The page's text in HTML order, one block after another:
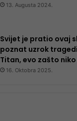
13. Augusta 2024.
Svijet je pratio ovaj
poznat uzrok
Titan, evo zašto
16. Oktobra 2025.